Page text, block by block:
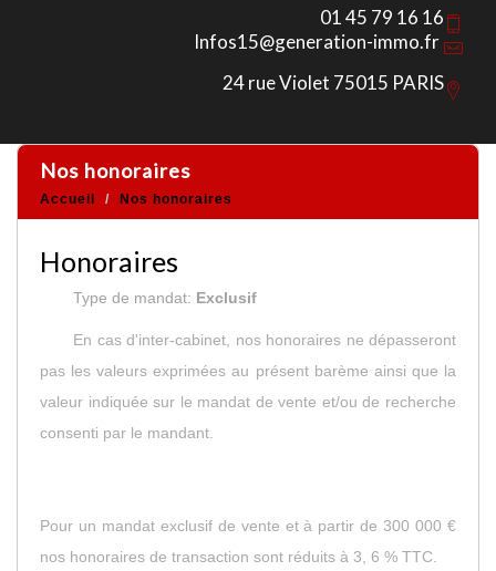
01 45 79 16 16
Infos15@generation-immo.fr
24 rue Violet 75015 PARIS
nos honoraires
Accueil Nos honoraires
Honoraires
Type de mandat: Exclusif
En cas d'inter-cabinet, nos honoraires ne dépasseront
pas les valeurs exprimées au présent barème ainsi que la
valeur indiquée sur le mandat de vente et/ou de recherche
consenti par le mandant.
Pour un mandat exclusif de vente et à partir de 300 000 €
nos honoraires de transaction sont réduits à 3, 6 % TTC.